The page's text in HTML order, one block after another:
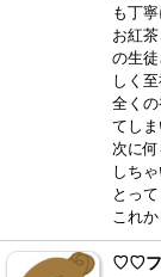
も丁
お紅
の生
しく
全く
てしま
次に
しち
とっ
これ
♡♡フ